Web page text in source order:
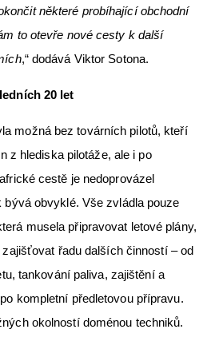
některé probíhající obchodní
to otevře nové cesty k další
,“ dodává Viktor Sotona.
20 let
možná bez továrních pilotů, kteří
z hlediska pilotáže, ale i po
cestě je nedoprovázel
bývá obvyklé. Vše zvládla pouze
musela připravovat letové plány,
řadu dalších činností – od
tankování paliva, zajištění a
kompletní předletovou přípravu.
okolností doménou techniků.